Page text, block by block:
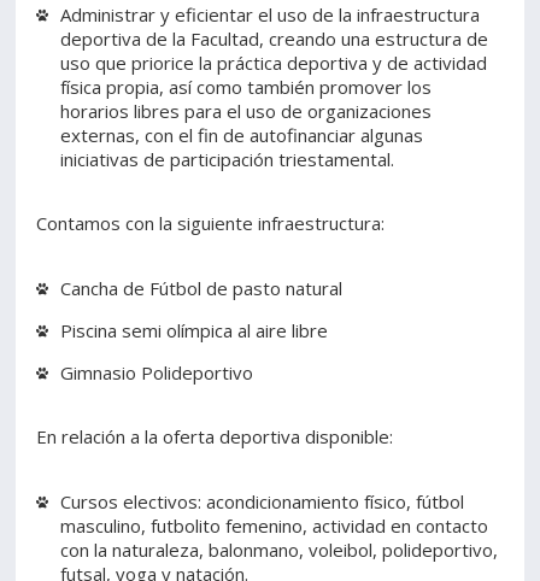
Administrar y eficientar el uso de la infraestructura
deportiva de la Facultad, creando una estructura de
uso que priorice la práctica deportiva y de actividad
física propia, así como también promover los
horarios libres para el uso de organizaciones
externas, con el fin de autofinanciar algunas
iniciativas de participación triestamental.
Contamos con la siguiente infraestructura:
Cancha de Fútbol de pasto natural
Piscina semi olímpica al aire libre
Gimnasio Polideportivo
En relación a la oferta deportiva disponible:
Cursos electivos: acondicionamiento físico, fútbol
masculino, futbolito femenino, actividad en contacto
con la naturaleza, balonmano, voleibol, polideportivo,
futsal, yoga y natación.